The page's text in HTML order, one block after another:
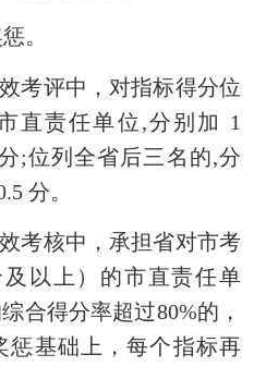
。
考评中，对指标得分位
直责任单位,分别加 1
;位列全省后三名的,分
分。
考核中，承担省对市考
以上）的市直责任单
合得分率超过80%的，
惩基础上，每个指标再